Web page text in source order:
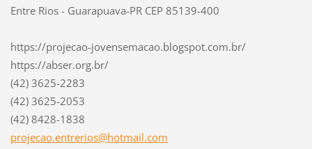
Entre Rios - Guarapuava-PR CEP 85139-400
https://projecao-jovensemacao.blogspot.com.br/
https://abser.org.br/
(42) 3625-2283
(42) 3625-2053
(42) 8428-1838
projecao.entrerios@hotmail.com